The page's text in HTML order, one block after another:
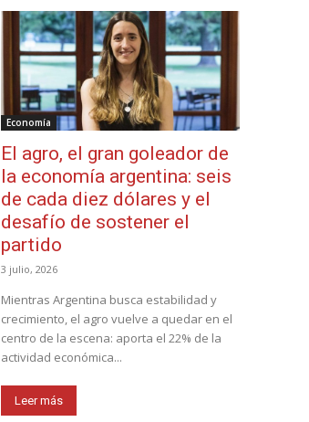
Economía
El agro, el gran goleador de
la economía argentina: seis
de cada diez dólares y el
desafío de sostener el
partido
3 julio, 2026
Mientras Argentina busca estabilidad y
crecimiento, el agro vuelve a quedar en el
centro de la escena: aporta el 22% de la
actividad económica...
Leer más